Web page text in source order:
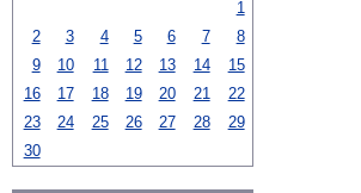
1
2
3 4 5 6 7
8
9
10 11 12 13 14
15
16
17 18 19 20 21
22
23
24 25 26 27 28
29
30